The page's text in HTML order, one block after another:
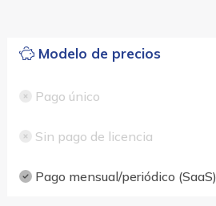
Modelo de precios
Pago único
Sin pago de licencia
Pago mensual/periódico (SaaS)